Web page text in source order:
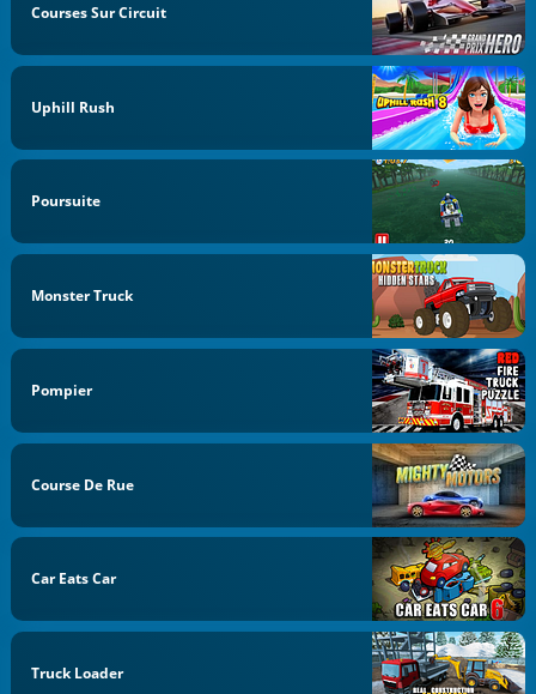
Courses Sur Circuit
Uphill Rush
Poursuite
Monster Truck
Pompier
Course De Rue
Car Eats Car
Truck Loader